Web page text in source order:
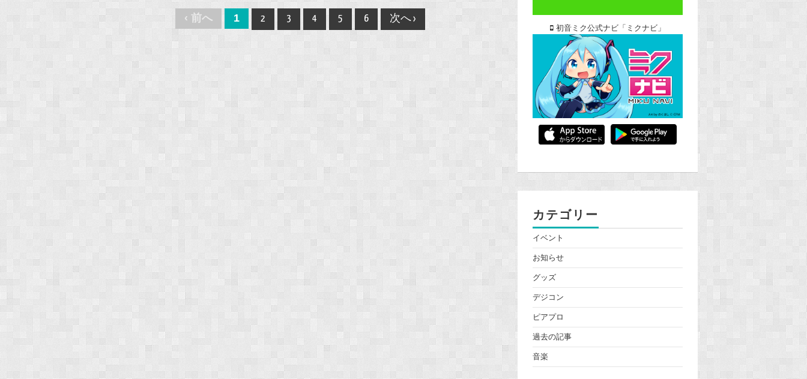
navigation
‹ 前へ 1 2 3 4 5 6 次へ ›
初音ミク公式ナビ「ミクナビ」
カテゴリー
イベント
お知らせ
グッズ
デジコン
ピアプロ
過去の記事
音楽